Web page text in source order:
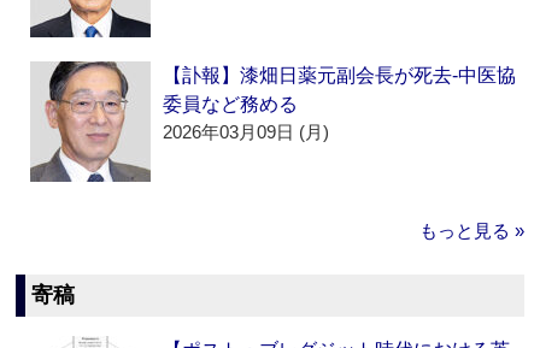
【訃報】漆畑日薬元副会長が死去‐中医協
委員など務める
2026年03月09日 (月)
もっと見る »
寄稿